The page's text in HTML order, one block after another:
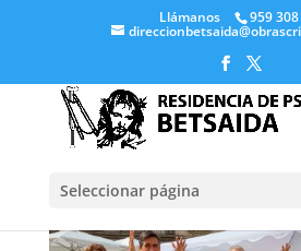
Llámanos 959
Seleccionar página